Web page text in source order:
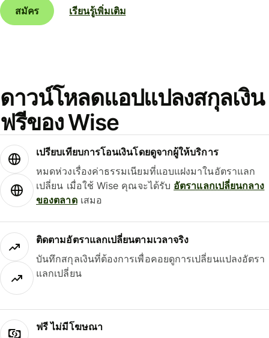
สมัคร เรียนรู้เพิ่มเติม
ดาวน์โหลดแอปแปลงสกุลเงิน
ฟรีของ Wise
เปรียบเทียบการโอนเงินโดยดูจากผู้ให้บริการ
หมดห่วงเรื่องค่าธรรมเนียมที่แอบแฝงมาในอัตราแลก
เปลี่ยน เมื่อใช้ Wise คุณจะได้รับ อัตราแลกเปลี่ยนกลาง
ของตลาดเสมอ
ติดตามอัตราแลกเปลี่ยนตามเวลาจริง
บันทึกสกุลเงินที่ต้องการเพื่อคอยดูการเปลี่ยนแปลงอัตรา
แลกเปลี่ยน
ฟรี ไม่มีโฆษณา